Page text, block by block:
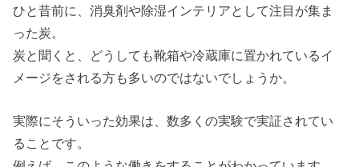
ひと昔前に、消臭剤や除湿インテリアとして注目が集ま
った炭。
炭と聞くと、どうしても靴箱や冷蔵庫に置かれているイ
メージをされる方も多いのではないでしょうか。
実際にそういった効果は、数多くの実験で実証されてい
ることです。